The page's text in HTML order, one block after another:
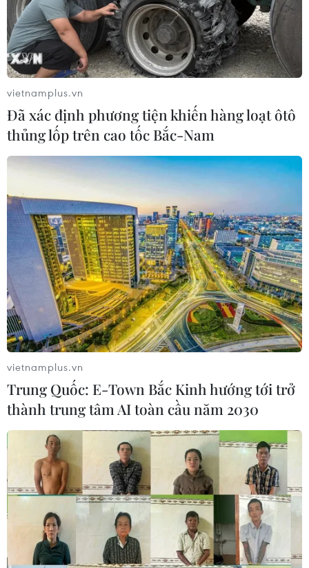
TIN CÙNG CHUYÊN MỤC
Dắt chó đi dạo không đúng quy
định, bị phạt đến 2 triệu đồng?
08/08/2026 04:16
Thổ Nhĩ Kỳ tăng cường truy quét IS,
bắt giữ hơn 100 nghi phạm
vietnamplus.vn
Đã xác định phương tiện khiến hàng loạt ôtô
thủng lốp trên cao tốc Bắc-Nam
vietnamplus.vn
Trung Quốc: E-Town Bắc Kinh hướng tới trở
thành trung tâm AI toàn cầu năm 2030